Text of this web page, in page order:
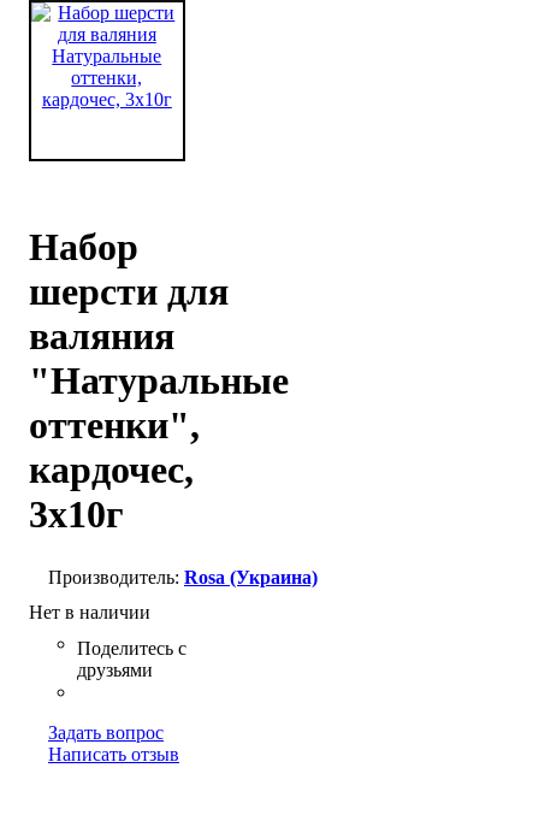
Набор
шерсти для
валяния
"Натуральные
оттенки",
кардочес,
3х10г
Rosa (Украина)
Нет в наличии
Задать вопрос
Написать отзыв